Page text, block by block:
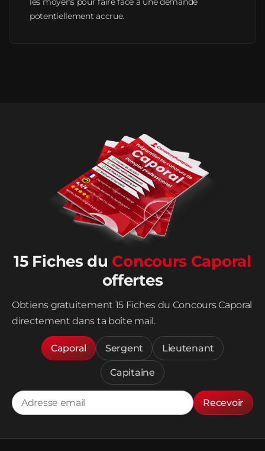
potentiellement accrue.
15 Fiches du Concours Caporal
offertes
Obtiens gratuitement 15 Fiches du Concours Caporal
directement dans ta boîte mail.
Caporal Sergent Lieutenant
Capitaine
Recevoir